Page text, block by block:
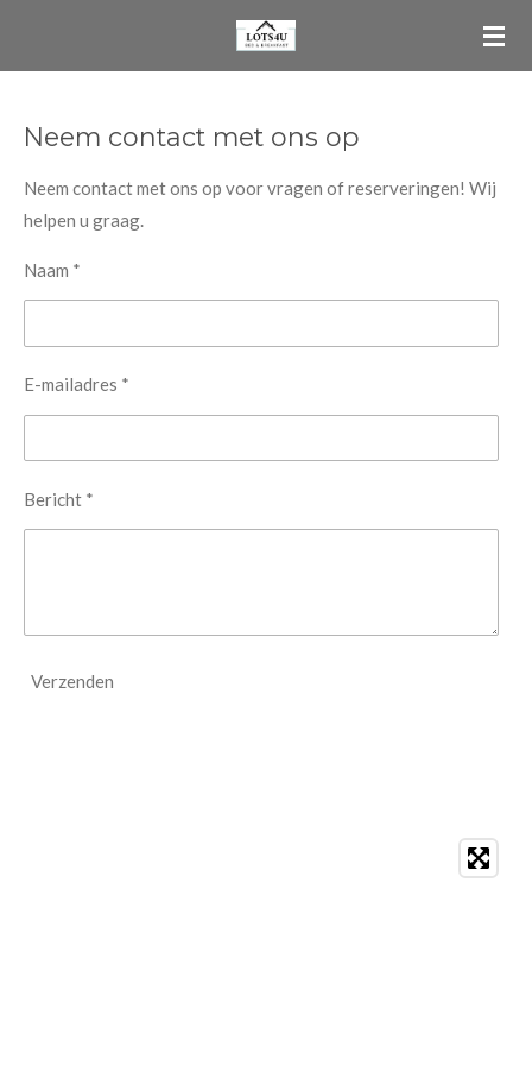
deNeem contact met ons op
Neem contact met ons op voor vragen of reserveringen! Wij
helpen u graag.
Naam *
E-mailadres *
Bericht *
Verzenden